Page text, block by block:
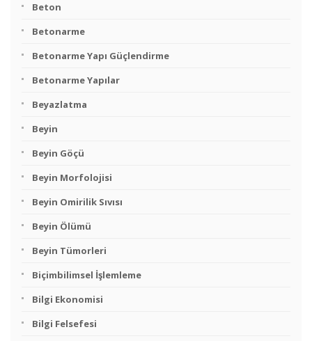
Beton
Betonarme
Betonarme Yapı Güçlendirme
Betonarme Yapılar
Beyazlatma
Beyin
Beyin Göçü
Beyin Morfolojisi
Beyin Omirilik Sıvısı
Beyin Ölümü
Beyin Tümorleri
Biçimbilimsel İşlemleme
Bilgi Ekonomisi
Bilgi Felsefesi